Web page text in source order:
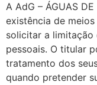
A AdG – ÁGUAS
existência de
solicitar a
pessoais. O titular
tratamento dos
quando pretender